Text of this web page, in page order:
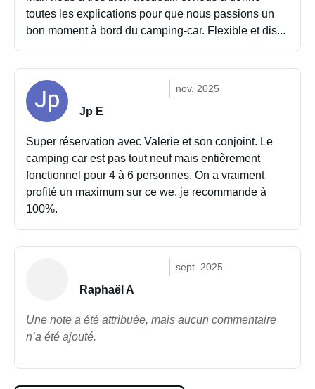
toutes les explications pour que nous passions un
bon moment à bord du camping-car. Flexible et dis...
nov. 2025
Jp E
Super réservation avec Valerie et son conjoint. Le
camping car est pas tout neuf mais entièrement
fonctionnel pour 4 à 6 personnes. On a vraiment
profité un maximum sur ce we, je recommande à
100%.
sept. 2025
Raphaël A
Une note a été attribuée, mais aucun commentaire
n’a été ajouté.